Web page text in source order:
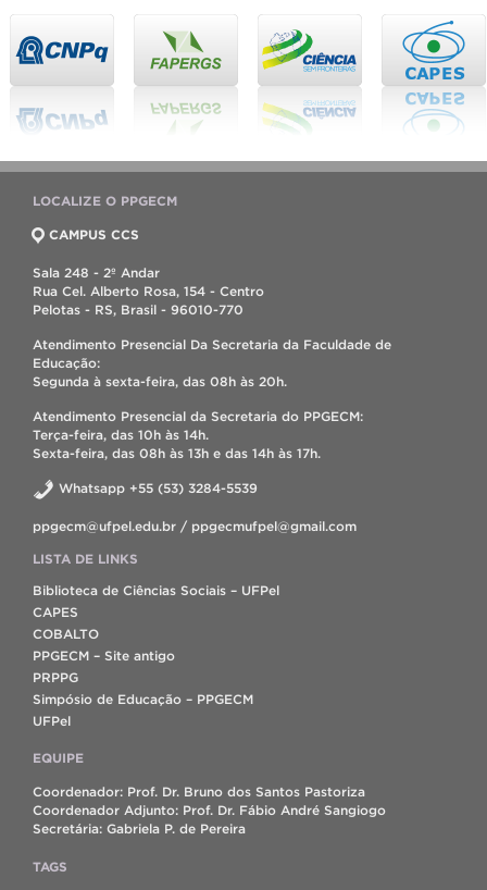
LOCALIZE O PPGECM
CAMPUS CCS
Sala 248 - 2º Andar
Rua Cel. Alberto Rosa, 154 - Centro
Pelotas - RS, Brasil - 96010-770
Atendimento Presencial Da Secretaria da Faculdade de
Educação:
Segunda à sexta-feira, das 08h às 20h.
Atendimento Presencial da Secretaria do PPGECM:
Terça-feira, das 10h às 14h.
Sexta-feira, das 08h às 13h e das 14h às 17h.
Whatsapp +55 (53) 3284-5539
ppgecm@ufpel.edu.br / ppgecmufpel@gmail.com
LISTA DE LINKS
Biblioteca de Ciências Sociais – UFPel
CAPES
COBALTO
PPGECM – Site antigo
PRPPG
Simpósio de Educação – PPGECM
UFPel
EQUIPE
Coordenador: Prof. Dr. Bruno dos Santos Pastoriza
Coordenador Adjunto: Prof. Dr. Fábio André Sangiogo
Secretária: Gabriela P. de Pereira
TAGS